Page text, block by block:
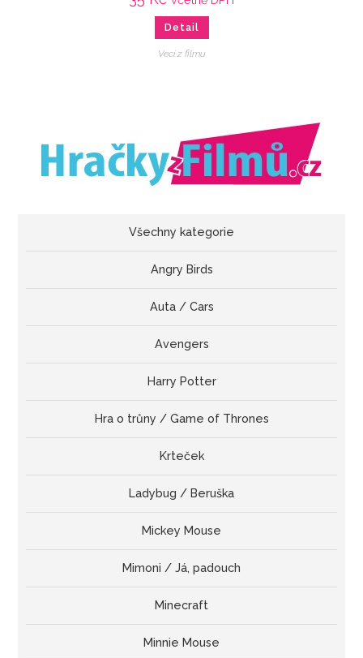
Detail
Veci z filmu
Všechny kategorie
Angry Birds
Auta / Cars
Avengers
Harry Potter
Hra o trůny / Game of Thrones
Krteček
Ladybug / Beruška
Mickey Mouse
Mimoni / Já, padouch
Minecraft
Minnie Mouse